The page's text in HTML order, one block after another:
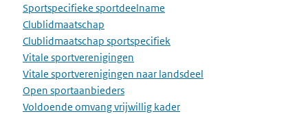
Sportspecifieke sportdeelname
Clublidmaatschap
Clublidmaatschap sportspecifiek
Vitale sportverenigingen
Vitale sportverenigingen naar landsdeel
Open sportaanbieders
Voldoende omvang vrijwillig kader